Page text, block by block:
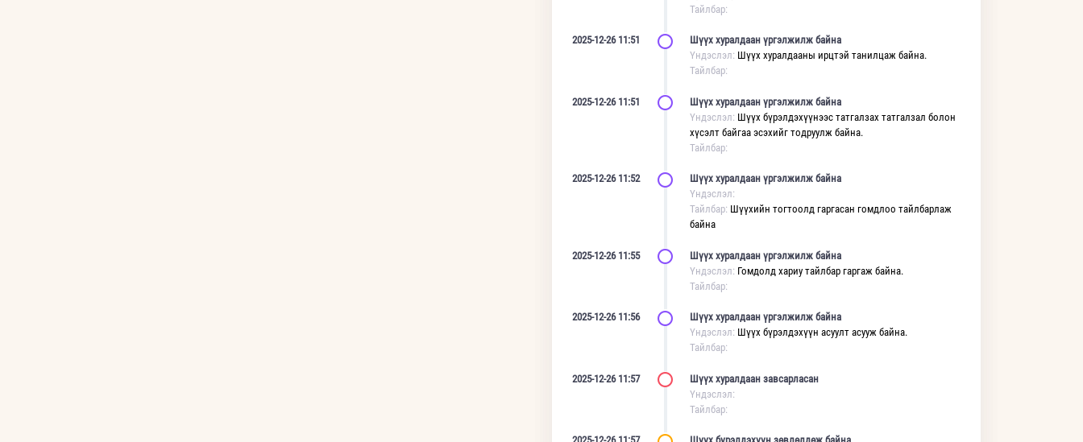
Тайлбар:
2025-12-26 11:51
Шүүх хуралдаан үргэлжилж байна
Үндэслэл: Шүүх хуралдааны ирцтэй танилцаж байна.
Тайлбар:
2025-12-26 11:51
Шүүх хуралдаан үргэлжилж байна
Үндэслэл: Шүүх бүрэлдэхүүнээс татгалзах татгалзал болон
хүсэлт байгаа эсэхийг тодруулж байна.
Тайлбар:
2025-12-26 11:52
Шүүх хуралдаан үргэлжилж байна
Үндэслэл:
Тайлбар: Шүүхийн тогтоолд гаргасан гомдлоо тайлбарлаж
байна
2025-12-26 11:55
Шүүх хуралдаан үргэлжилж байна
Үндэслэл: Гомдолд хариу тайлбар гаргаж байна.
Тайлбар:
2025-12-26 11:56
Шүүх хуралдаан үргэлжилж байна
Үндэслэл: Шүүх бүрэлдэхүүн асуулт асууж байна.
Тайлбар:
2025-12-26 11:57
Шүүх хуралдаан завсарласан
Үндэслэл:
Тайлбар: